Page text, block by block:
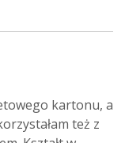
kartonu, a
też z